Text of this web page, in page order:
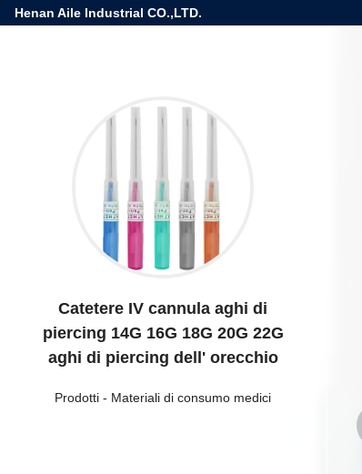
Henan Aile Industrial CO.,LTD.
Catetere IV cannula aghi di
piercing 14G 16G 18G 20G 22G
aghi di piercing dell' orecchio
Prodotti - Materiali di consumo medici